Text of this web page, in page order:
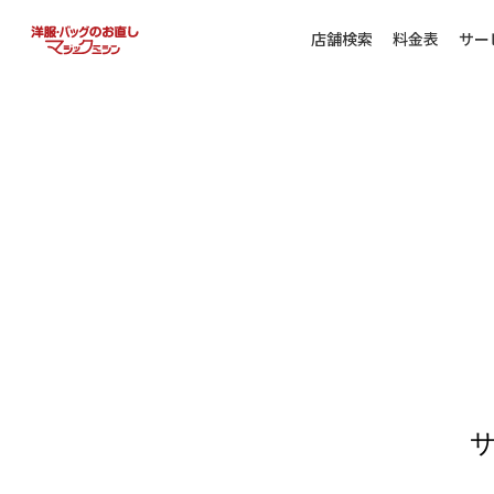
店舗検索 料金表 サー